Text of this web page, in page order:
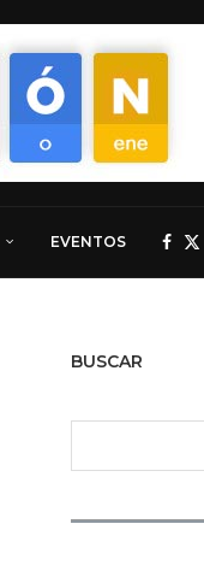
EVENTOS
BUSCAR